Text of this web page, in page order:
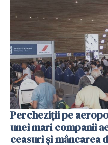
Percheziții pe
unei mari companii
ceasuri și mâncarea